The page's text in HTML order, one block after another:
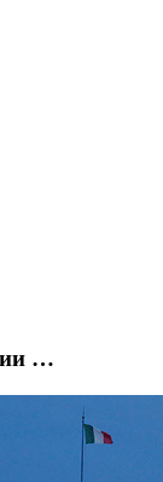
…